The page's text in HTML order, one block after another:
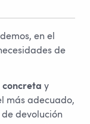
en el
de
concreta y
más adecuado,
devolución